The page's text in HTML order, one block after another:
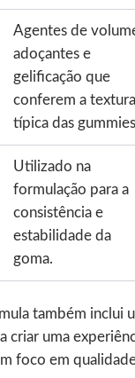
Agentes de
adoçantes e
gelificação que
conferem a textura
típica das
Utilizado na
formulação para a
consistência e
estabilidade da
goma.
também inclui
criar uma
foco em